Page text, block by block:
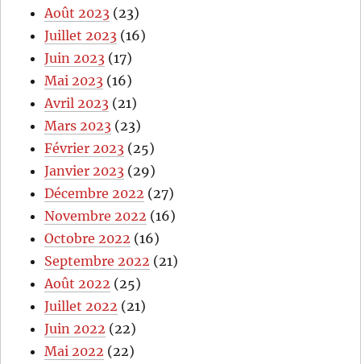
Août 2023 (23)
Juillet 2023 (16)
Juin 2023 (17)
Mai 2023 (16)
Avril 2023 (21)
Mars 2023 (23)
Février 2023 (25)
Janvier 2023 (29)
Décembre 2022 (27)
Novembre 2022 (16)
Octobre 2022 (16)
Septembre 2022 (21)
Août 2022 (25)
Juillet 2022 (21)
Juin 2022 (22)
Mai 2022 (22)